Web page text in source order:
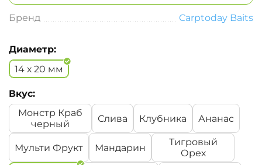
Бренд Carptoday Baits
Диаметр:
14 х 20 мм
Вкус:
Монстр Краб
черный
Слива Клубника Ананас
Мульти Фрукт Мандарин
Тигровый
Орех